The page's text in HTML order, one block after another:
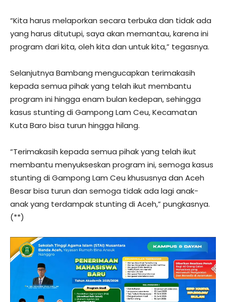
“Kita harus melaporkan secara terbuka dan tidak ada
yang harus ditutupi, saya akan memantau, karena ini
program dari kita, oleh kita dan untuk kita,” tegasnya.
Selanjutnya Bambang mengucapkan terimakasih
kepada semua pihak yang telah ikut membantu
program ini hingga enam bulan kedepan, sehingga
kasus stunting di Gampong Lam Ceu, Kecamatan
Kuta Baro bisa turun hingga hilang.
“Terimakasih kepada semua pihak yang telah ikut
membantu menyukseskan program ini, semoga kasus
stunting di Gampong Lam Ceu khususnya dan Aceh
Besar bisa turun dan semoga tidak ada lagi anak-
anak yang terdampak stunting di Aceh,” pungkasnya.
(**)